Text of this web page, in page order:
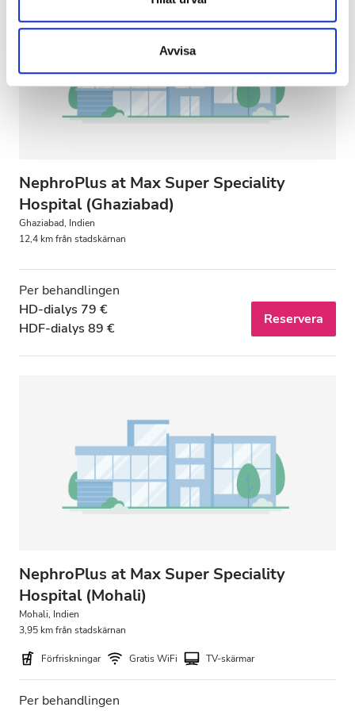
samlat in när du har använt deras tjänster.
Avvisa
NephroPlus at Max Super Speciality
Hospital (Ghaziabad)
Ghaziabad, Indien
12,4 km från stadskärnan
Per behandlingen
HD-dialys 79 €
HDF-dialys 89 €
Reservera
NephroPlus at Max Super Speciality
Hospital (Mohali)
Mohali, Indien
3,95 km från stadskärnan
Förfriskningar Gratis WiFi TV-skärmar
Per behandlingen